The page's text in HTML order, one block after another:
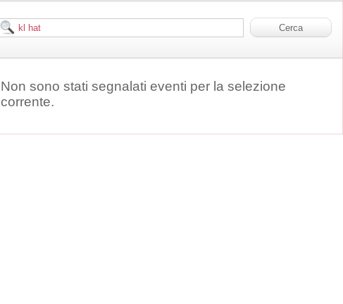
Non sono stati segnalati eventi per la selezione
corrente.